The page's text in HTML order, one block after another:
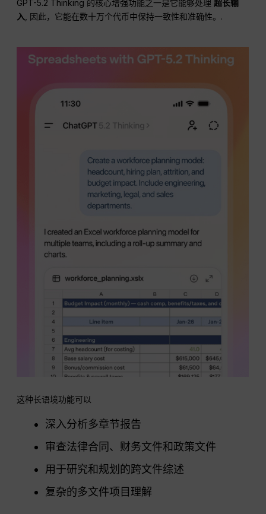
GPT-5.2 Thinking 的核心增强功能之一是它能够处理 超长输
入 , 因此，它能在数十万个代币中保持一致性和准确性。.
这种长语境功能可以
深入分析多章节报告
审查法律合同、财务文件和政策文件
用于研究和规划的跨文件综述
复杂的多文件项目理解